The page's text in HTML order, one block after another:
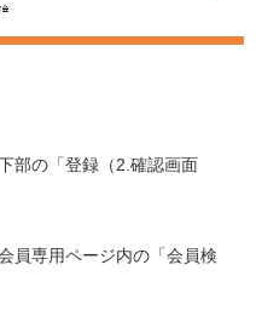
部の「登録（2.確認画面
専用ページ内の「会員検